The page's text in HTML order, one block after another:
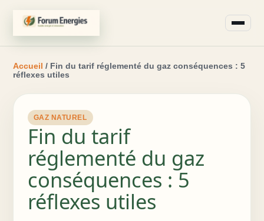
Accueil / Fin du tarif réglementé du gaz conséquences : 5
réflexes utiles
GAZ NATUREL
Fin du tarif
réglementé du gaz
conséquences : 5
réflexes utiles